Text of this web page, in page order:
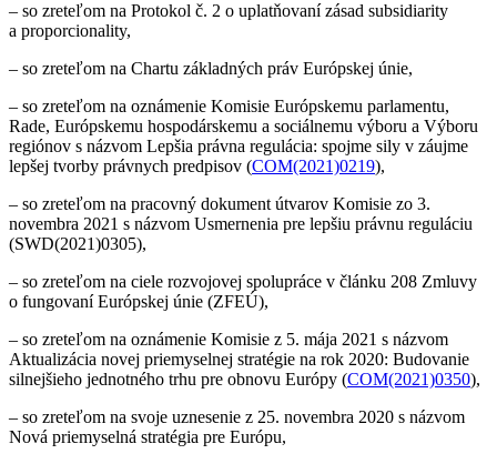
– so zreteľom na Protokol č. 2 o uplatňovaní zásad subsidiarity
a proporcionality,
– so zreteľom na Chartu základných práv Európskej únie,
– so zreteľom na oznámenie Komisie Európskemu parlamentu,
Rade, Európskemu hospodárskemu a sociálnemu výboru a Výboru
regiónov s názvom Lepšia právna regulácia: spojme sily v záujme
lepšej tvorby právnych predpisov (COM(2021)0219),
– so zreteľom na pracovný dokument útvarov Komisie zo 3.
novembra 2021 s názvom Usmernenia pre lepšiu právnu reguláciu
(SWD(2021)0305),
– so zreteľom na ciele rozvojovej spolupráce v článku 208 Zmluvy
o fungovaní Európskej únie (ZFEÚ),
– so zreteľom na oznámenie Komisie z 5. mája 2021 s názvom
Aktualizácia novej priemyselnej stratégie na rok 2020: Budovanie
silnejšieho jednotného trhu pre obnovu Európy (COM(2021)0350),
– so zreteľom na svoje uznesenie z 25. novembra 2020 s názvom
Nová priemyselná stratégia pre Európu,